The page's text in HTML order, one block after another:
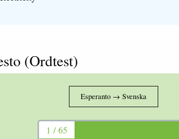
(Ordtest)
1 / 65